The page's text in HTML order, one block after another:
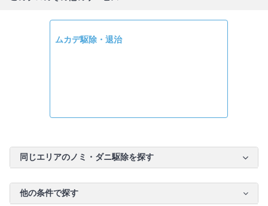
ムカデ駆除・退治
同じエリアのノミ・ダニ駆除を探す
他の条件で探す